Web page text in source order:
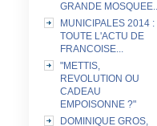
GRANDE
MUNICIPALES 2014 :
TOUTE L'ACTU DE
FRANCOISE...
"METTIS,
REVOLUTION OU
CADEAU
EMPOISONNE ?"
DOMINIQUE GROS,